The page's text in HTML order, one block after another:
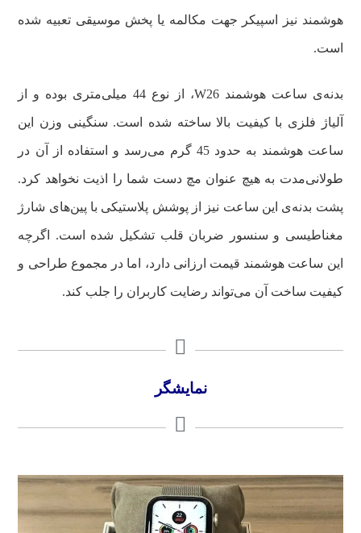
هوشمند نیز اسپیکر جهت مکالمه یا پخش موسیقی تعبیه شده
است.
بدنه‌ی ساعت هوشمند W26، از نوع 44 میلی‌متری بوده و از
آلیاژ فلزی با کیفیت بالا ساخته شده است. سنگینی وزن این
ساعت هوشمند به حدود 45 گرم می‌رسد و استفاده از آن در
طولانی‌مدت به هیچ عنوان مچ دست شما را اذیت نخواهد کرد.
پشت بدنه‌ی این ساعت نیز از پوشش پلاستیکی با پین‌های شارژ
مغناطیسی و سنسور ضربان قلب تشکیل شده است. اگرچه
این ساعت هوشمند قیمت ارزانی دارد، اما در مجموع طراحی و
کیفیت ساخت آن می‌تواند رضایت کاربران را جلب کند.
نمایشگر